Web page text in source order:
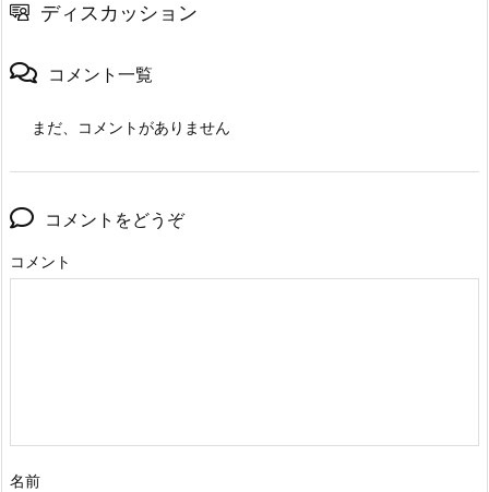
ディスカッション
コメント一覧
まだ、コメントがありません
コメントをどうぞ
コメント
名前